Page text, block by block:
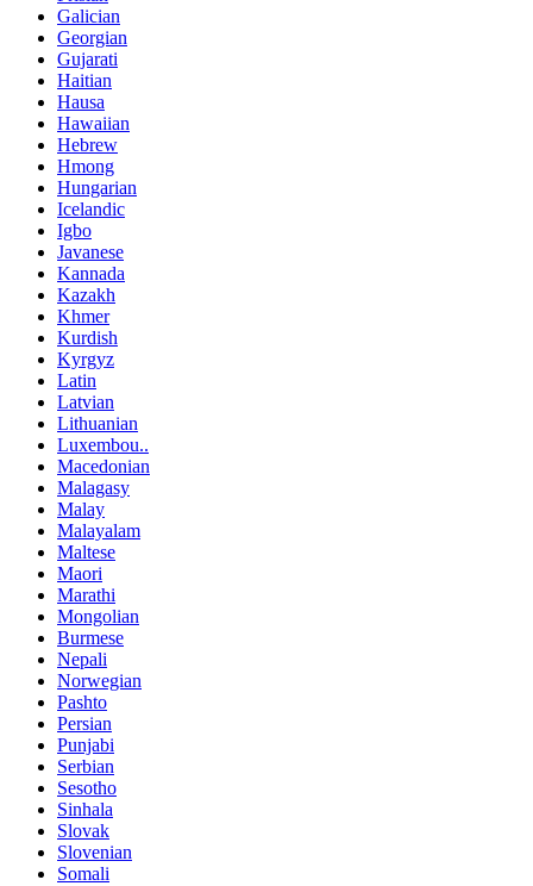
Galician
Georgian
Gujarati
Haitian
Hausa
Hawaiian
Hebrew
Hmong
Hungarian
Icelandic
Igbo
Javanese
Kannada
Kazakh
Khmer
Kurdish
Kyrgyz
Latin
Latvian
Lithuanian
Luxembou..
Macedonian
Malagasy
Malay
Malayalam
Maltese
Maori
Marathi
Mongolian
Burmese
Nepali
Norwegian
Pashto
Persian
Punjabi
Serbian
Sesotho
Sinhala
Slovak
Slovenian
Somali